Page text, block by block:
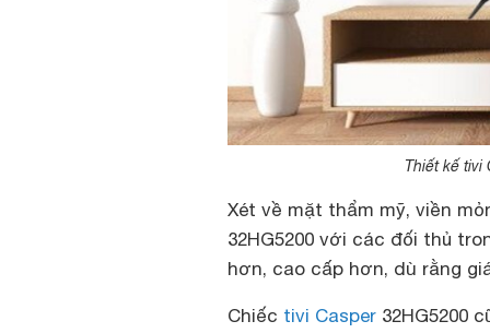
Thiết kế tivi
Xét về mặt thẩm mỹ, viền
32HG5200 với các đối thủ
hơn, cao cấp hơn, dù rằng
Chiếc tivi Casper 32HG5200